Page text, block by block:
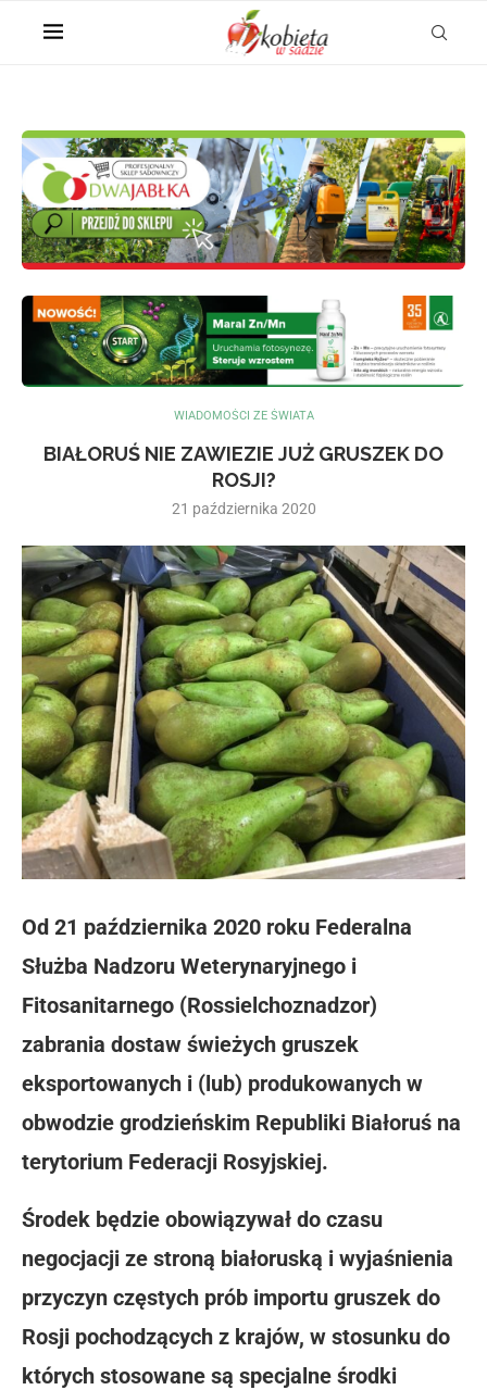
WIADOMOŚCI ZE ŚWIATA
BIAŁORUŚ NIE ZAWIEZIE JUŻ GRUSZEK DO
ROSJI?
21 października 2020
Od 21 października 2020 roku Federalna
Służba Nadzoru Weterynaryjnego i
Fitosanitarnego (Rossielchoznadzor)
zabrania dostaw świeżych gruszek
eksportowanych i (lub) produkowanych w
obwodzie grodzieńskim Republiki Białoruś na
terytorium Federacji Rosyjskiej.
Środek będzie obowiązywał do czasu
negocjacji ze stroną białoruską i wyjaśnienia
przyczyn częstych prób importu gruszek do
Rosji pochodzących z krajów, w stosunku do
których stosowane są specjalne środki